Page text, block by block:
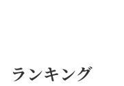
ランキング